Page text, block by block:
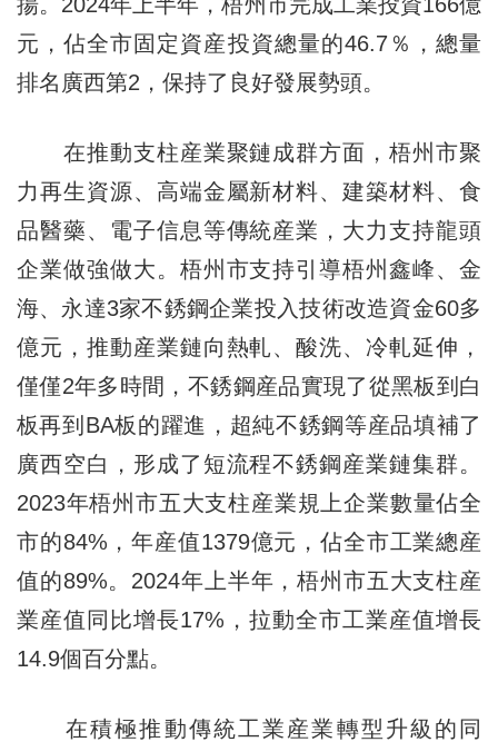
元，佔全市固定資産投資總量的46.7％，總量
排名廣西第2，保持了良好發展勢頭。
在推動支柱産業聚鏈成群方面，梧州市聚
力再生資源、高端金屬新材料、建築材料、食
品醫藥、電子信息等傳統産業，大力支持龍頭
企業做強做大。梧州市支持引導梧州鑫峰、金
海、永達3家不銹鋼企業投入技術改造資金60多
億元，推動産業鏈向熱軋、酸洗、冷軋延伸，
僅僅2年多時間，不銹鋼産品實現了從黑板到白
板再到BA板的躍進，超純不銹鋼等産品填補了
廣西空白，形成了短流程不銹鋼産業鏈集群。
2023年梧州市五大支柱産業規上企業數量佔全
市的84%，年産值1379億元，佔全市工業總産
值的89%。2024年上半年，梧州市五大支柱産
業産值同比增長17%，拉動全市工業産值增長
14.9個百分點。
在積極推動傳統工業産業轉型升級的同